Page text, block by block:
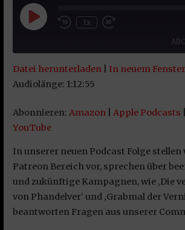
Play Episode1x
Amazon
YouTube
TEILEN
EMBED
Datei herunterladen| In neuem
Audiolänge: 1:12:55
Abonnieren: Amazon| Apple Podcasts
YouTube
In unserer neuen Podcast Folge
Patreon Bereich vor, sprechen über
und zukünftige Kampagnen, wie ‚Die
von Phandelver‘ und ‚Grabmal der
beantworten Fragen aus unserer